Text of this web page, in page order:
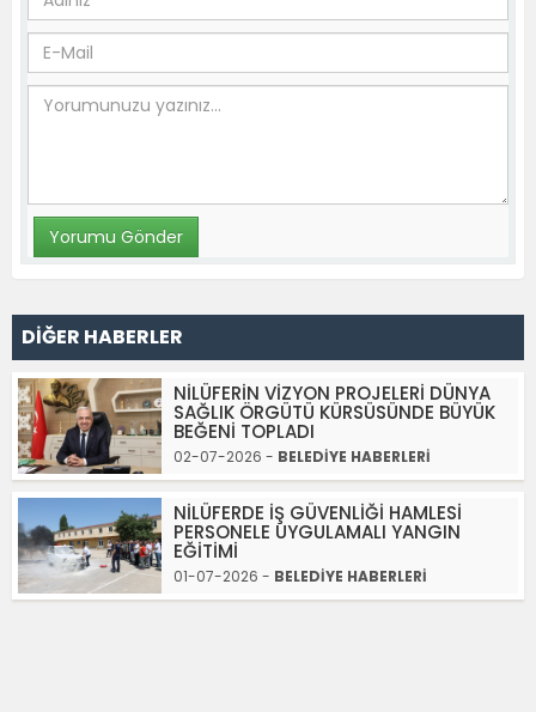
DİĞER HABERLER
NİLÜFERİN VİZYON PROJELERİ DÜNYA
SAĞLIK ÖRGÜTÜ KÜRSÜSÜNDE BÜYÜK
BEĞENİ TOPLADI
02-07-2026 - BELEDİYE HABERLERİ
NİLÜFERDE İŞ GÜVENLİĞİ HAMLESİ
PERSONELE UYGULAMALI YANGIN
EĞİTİMİ
01-07-2026 - BELEDİYE HABERLERİ